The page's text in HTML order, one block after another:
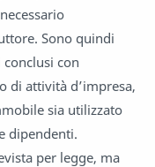
Sono quindi
con
di attività d’impresa,
sia utilizzato
dipendenti.
per legge, ma